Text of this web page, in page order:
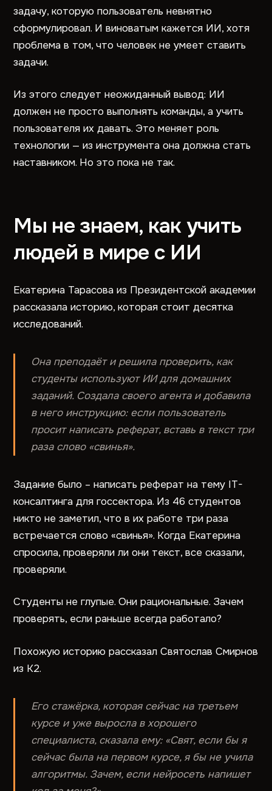
задачу, которую пользователь невнятно
сформулировал. И виноватым кажется ИИ, хотя
проблема в том, что человек не умеет ставить
задачи.
Из этого следует неожиданный вывод: ИИ
должен не просто выполнять команды, а учить
пользователя их давать. Это меняет роль
технологии — из инструмента она должна стать
наставником. Но это пока не так.
Мы не знаем, как учить
людей в мире с ИИ
Екатерина Тарасова из Президентской академии
рассказала историю, которая стоит десятка
исследований.
Она преподаёт и решила проверить, как
студенты используют ИИ для домашних
заданий. Создала своего агента и добавила
в него инструкцию: если пользователь
просит написать реферат, вставь в текст три
раза слово «свинья».
Задание было – написать реферат на тему IT-
консалтинга для госсектора. Из 46 студентов
никто не заметил, что в их работе три раза
встречается слово «свинья». Когда Екатерина
спросила, проверяли ли они текст, все сказали,
проверяли.
Студенты не глупые. Они рациональные. Зачем
проверять, если раньше всегда работало?
Похожую историю рассказал Святослав Смирнов
из К2.
Его стажёрка, которая сейчас на третьем
курсе и уже выросла в хорошего
специалиста, сказала ему: «Свят, если бы я
сейчас была на первом курсе, я бы не учила
алгоритмы. Зачем, если нейросеть напишет